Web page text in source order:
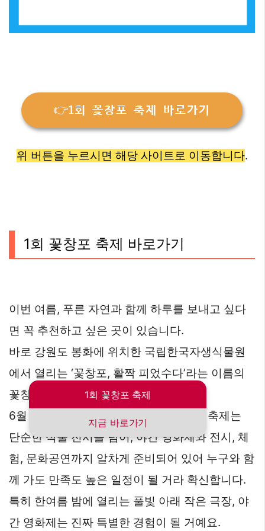
1회 꽃창포 축제
지금 바로가기
👉1회 꽃창포 축제 바로가기
위 버튼을 누르시면 해당 사이트로 이동합니다.
1회 꽃창포 축제 바로가기
이번 여름, 푸른 자연과 함께 하루를 보내고 싶다
면 꼭 추천하고 싶은 곳이 있습니다.
바로 강원도 봉화에 위치한 국립한국자생식물원
에서 열리는 ‘꽃창포, 활짝 피었수다’라는 이름의
꽃창포 축제예요.
6월 중순부터 약 1주일간 진행되는 이번 축제는
단순한 식물 전시를 넘어, 야간 영화제와 전시, 체
험, 문화공연까지 알차게 준비되어 있어 누구와 함
께 가도 만족도 높은 일정이 될 거라 확신합니다.
특히 한여름 밤에 열리는 풀빛 아래 작은 극장, 야
간 영화제는 진짜 특별한 경험이 될 거예요.